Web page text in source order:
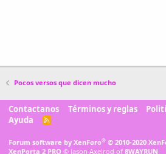
Pocos versos que dicen mucho
Contactanos Términos y reglas
Ayuda
R
Forum software by XenForo® © 2010-2020
XenPorta 2 PRO © Jason Axelrod of 8WAYRUN